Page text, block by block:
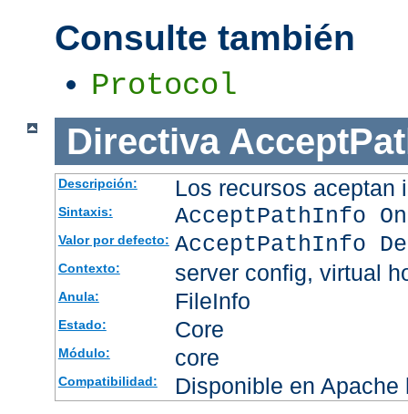
Consulte también
Protocol
Directiva
Descripción: Los recursos aceptan
Sintaxis: AcceptPathInfo
Valor por defecto: AcceptPathInfo
Contexto: server config, virtual
Anula: FileInfo
Estado: Core
Módulo: core
Compatibilidad: Disponible en